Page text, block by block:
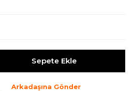
Sepete Ekle
Arkadaşına Gönder